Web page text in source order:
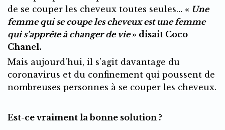
de se couper les cheveux toutes seules… « Une
femme qui se coupe les cheveux est une femme
qui s’apprête à changer de vie» disait Coco
Chanel.
Mais aujourd’hui, il s’agit davantage du
coronavirus et du confinement qui poussent de
nombreuses personnes à se couper les cheveux.
Est-ce vraiment la bonne solution ?